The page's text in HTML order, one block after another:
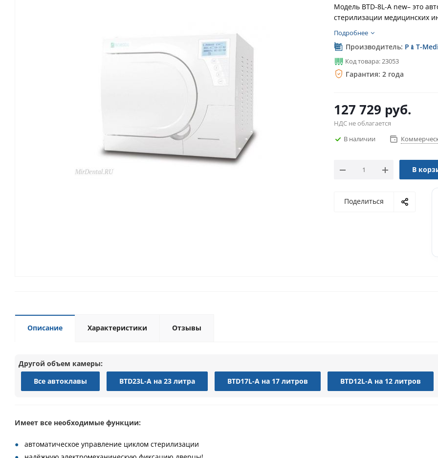
Модель BTD-8L-A new– это
стерилизации медицинских
Подробнее
Производитель: P﹠T-
Код товара: 23053
Гарантия: 2 года
127 729 руб.
НДС не облагается
В наличии
В
Поделиться
Описание Характеристики Отзывы
Другой объем камеры:
Все автоклавы
BTD23L-A на 23 литра BTD17L-A на 17 литров BTD12L-A на 12 литров
Имеет все необходимые функции:
автоматическое управление циклом стерилизации